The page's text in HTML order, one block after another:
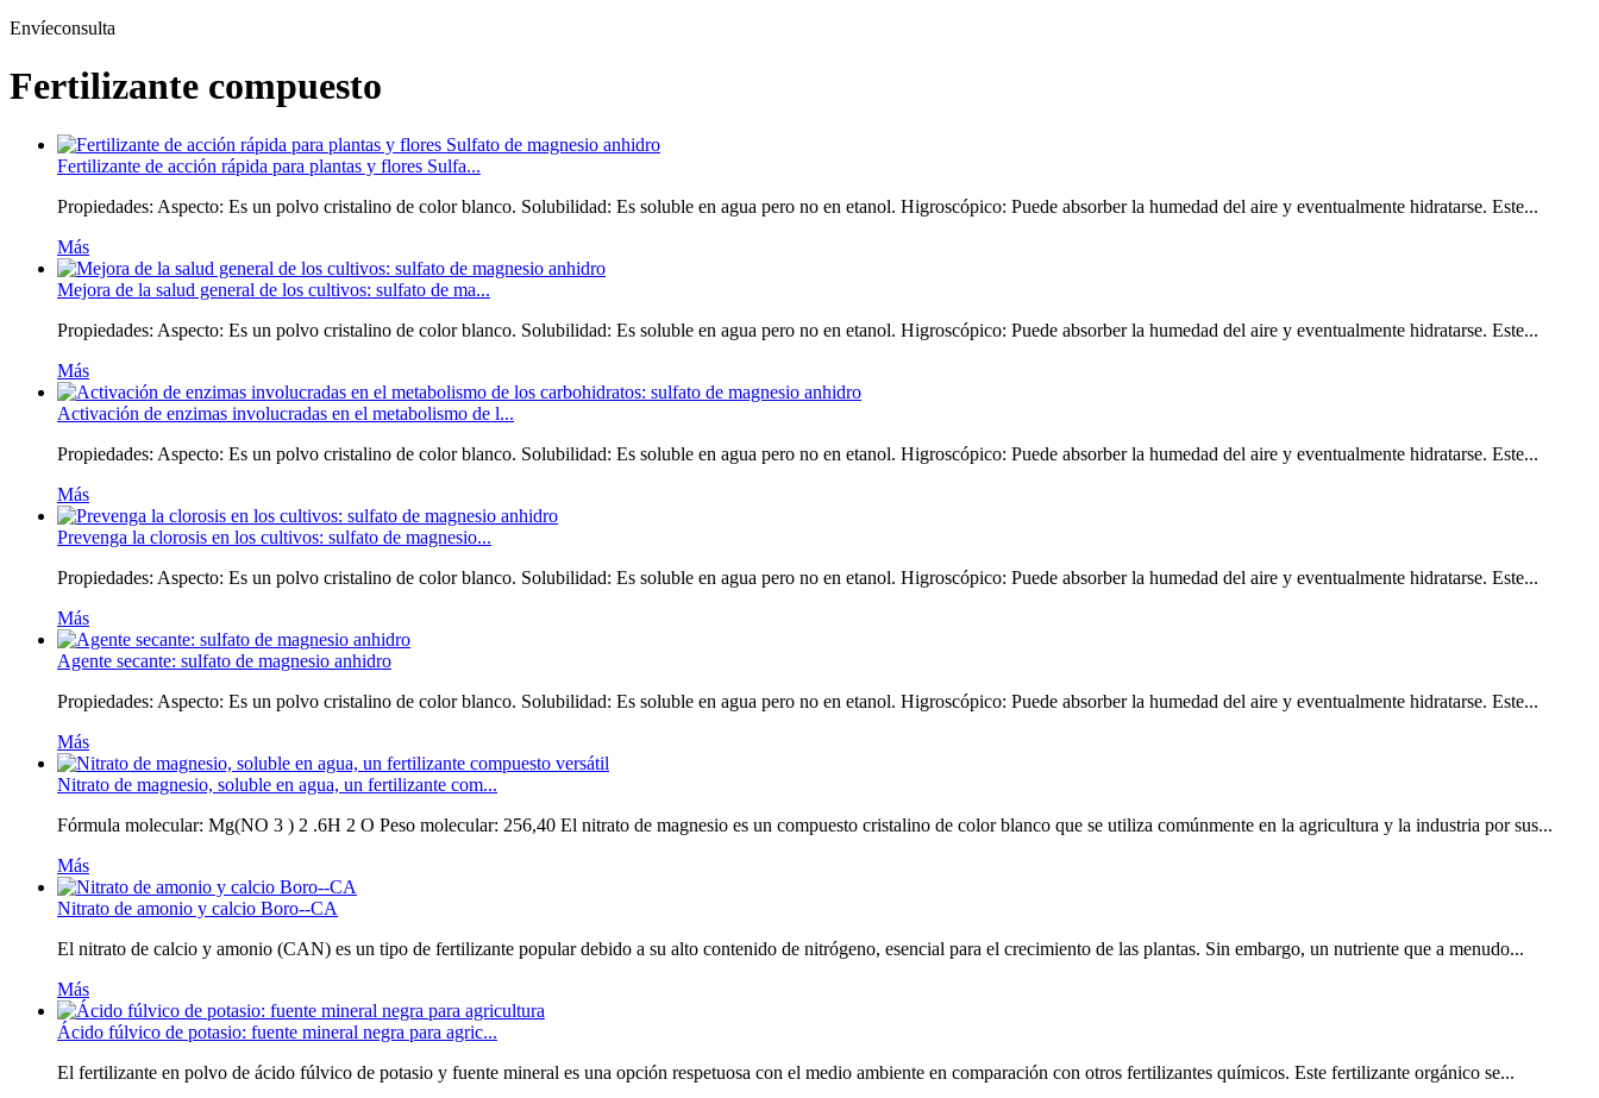
Envíeconsulta
Fertilizante compuesto
Fertilizante de acción rápida para plantas y flores Sulfa...
Propiedades: Aspecto: Es un polvo cristalino de color blanco. Solubilidad: Es soluble en agua pero no en etanol. Higroscópico: Puede absorber la humedad del aire y eventualmente hidratarse. Este...
Más
Mejora de la salud general de los cultivos: sulfato de ma...
Propiedades: Aspecto: Es un polvo cristalino de color blanco. Solubilidad: Es soluble en agua pero no en etanol. Higroscópico: Puede absorber la humedad del aire y eventualmente hidratarse. Este...
Más
Activación de enzimas involucradas en el metabolismo de l...
Propiedades: Aspecto: Es un polvo cristalino de color blanco. Solubilidad: Es soluble en agua pero no en etanol. Higroscópico: Puede absorber la humedad del aire y eventualmente hidratarse. Este...
Más
Prevenga la clorosis en los cultivos: sulfato de magnesio...
Propiedades: Aspecto: Es un polvo cristalino de color blanco. Solubilidad: Es soluble en agua pero no en etanol. Higroscópico: Puede absorber la humedad del aire y eventualmente hidratarse. Este...
Más
Agente secante: sulfato de magnesio anhidro
Propiedades: Aspecto: Es un polvo cristalino de color blanco. Solubilidad: Es soluble en agua pero no en etanol. Higroscópico: Puede absorber la humedad del aire y eventualmente hidratarse. Este...
Más
Nitrato de magnesio, soluble en agua, un fertilizante com...
Fórmula molecular: Mg(NO 3 ) 2 .6H 2 O Peso molecular: 256,40 El nitrato de magnesio es un compuesto cristalino de color blanco que se utiliza comúnmente en la agricultura y la industria por sus...
Más
Nitrato de amonio y calcio Boro--CA
El nitrato de calcio y amonio (CAN) es un tipo de fertilizante popular debido a su alto contenido de nitrógeno, esencial para el crecimiento de las plantas. Sin embargo, un nutriente que a menudo...
Más
Ácido fúlvico de potasio: fuente mineral negra para agric...
El fertilizante en polvo de ácido fúlvico de potasio y fuente mineral es una opción respetuosa con el medio ambiente en comparación con otros fertilizantes químicos. Este fertilizante orgánico se...